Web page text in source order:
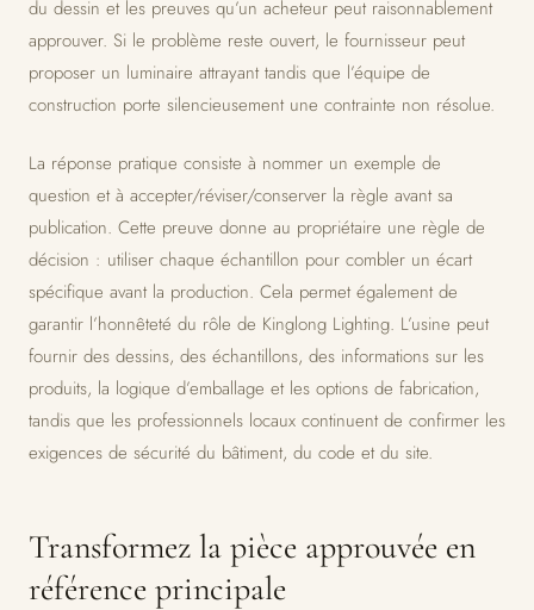
du dessin et les preuves qu’un acheteur peut raisonnablement
approuver. Si le problème reste ouvert, le fournisseur peut
proposer un luminaire attrayant tandis que l’équipe de
construction porte silencieusement une contrainte non résolue.
La réponse pratique consiste à nommer un exemple de
question et à accepter/réviser/conserver la règle avant sa
publication. Cette preuve donne au propriétaire une règle de
décision : utiliser chaque échantillon pour combler un écart
spécifique avant la production. Cela permet également de
garantir l’honnêteté du rôle de Kinglong Lighting. L’usine peut
fournir des dessins, des échantillons, des informations sur les
produits, la logique d’emballage et les options de fabrication,
tandis que les professionnels locaux continuent de confirmer les
exigences de sécurité du bâtiment, du code et du site.
Transformez la pièce approuvée en
référence principale